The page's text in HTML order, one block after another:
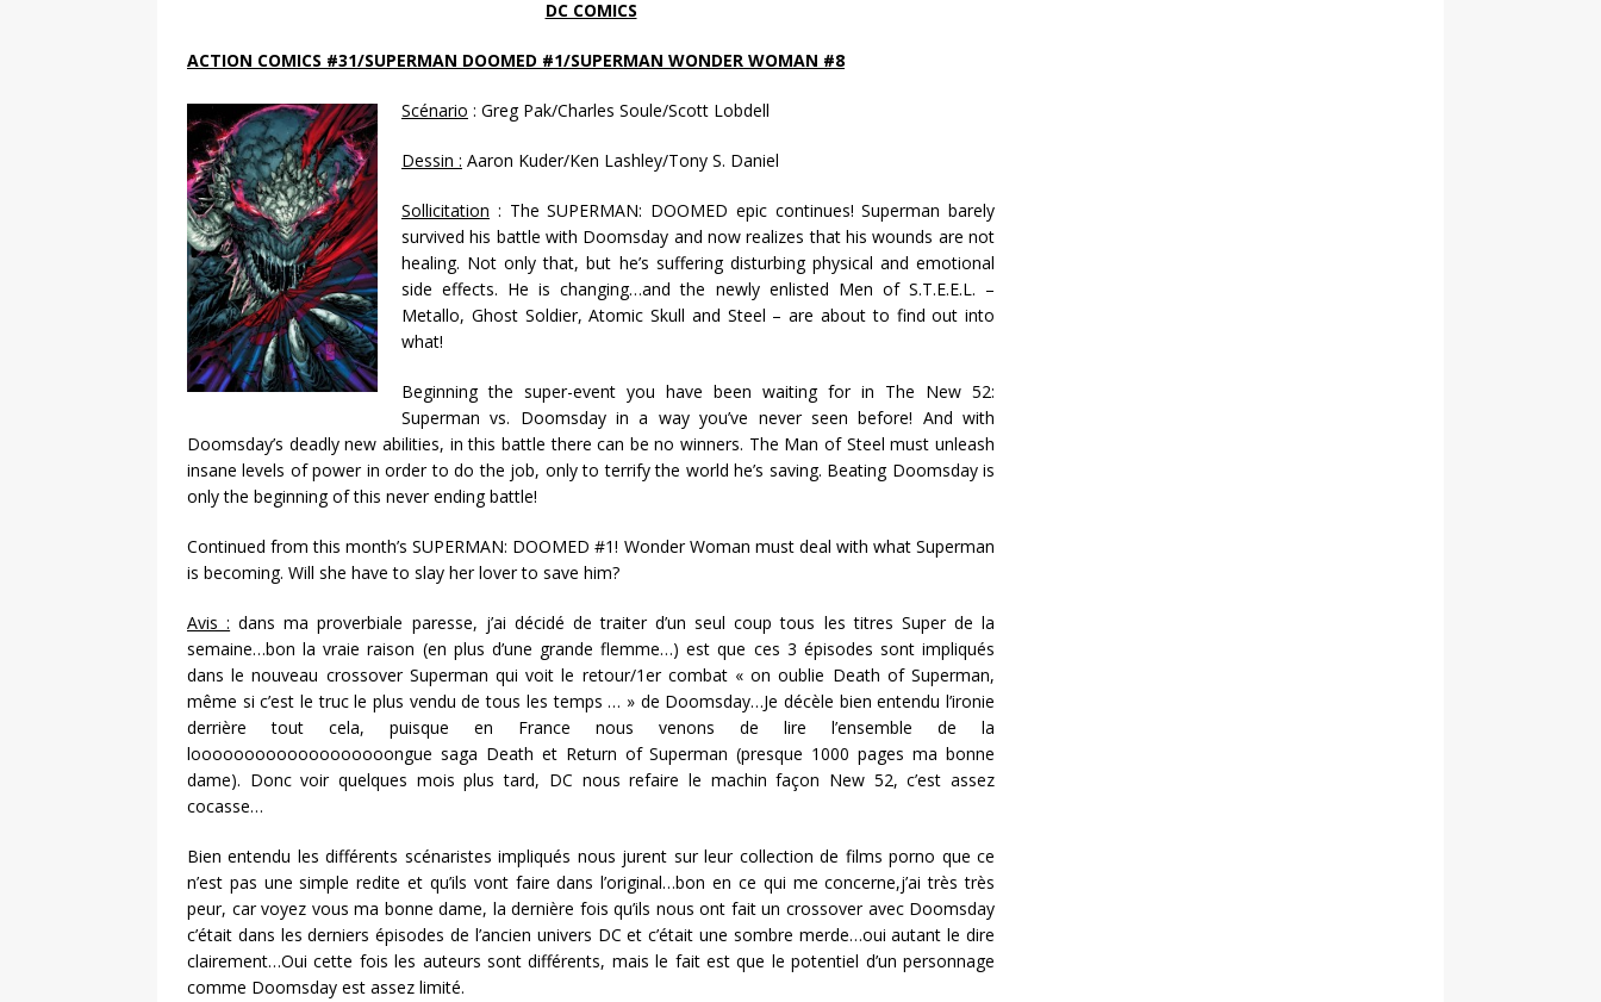
DC COMICS
ACTION COMICS #31/SUPERMAN DOOMED #1/SUPERMAN WONDER WOMAN #8
Scénario : Greg Pak/Charles Soule/Scott Lobdell
Dessin : Aaron Kuder/Ken Lashley/Tony S. Daniel
Sollicitation : The SUPERMAN: DOOMED epic continues! Superman barely
survived his battle with Doomsday and now realizes that his wounds are not
healing. Not only that, but he’s suffering disturbing physical and emotional
side effects. He is changing…and the newly enlisted Men of S.T.E.E.L. –
Metallo, Ghost Soldier, Atomic Skull and Steel – are about to find out into
what!
Beginning the super-event you have been waiting for in The New 52:
Superman vs. Doomsday in a way you’ve never seen before! And with
Doomsday’s deadly new abilities, in this battle there can be no winners. The Man of Steel must unleash
insane levels of power in order to do the job, only to terrify the world he’s saving. Beating Doomsday is
only the beginning of this never ending battle!
Continued from this month’s SUPERMAN: DOOMED #1! Wonder Woman must deal with what Superman
is becoming. Will she have to slay her lover to save him?
Avis : dans ma proverbiale paresse, j’ai décidé de traiter d’un seul coup tous les titres Super de la
semaine…bon la vraie raison (en plus d’une grande flemme…) est que ces 3 épisodes sont impliqués
dans le nouveau crossover Superman qui voit le retour/1er combat « on oublie Death of Superman,
même si c’est le truc le plus vendu de tous les temps … » de Doomsday…Je décèle bien entendu l’ironie
derrière tout cela, puisque en France nous venons de lire l’ensemble de la
looooooooooooooooooongue saga Death et Return of Superman (presque 1000 pages ma bonne
dame). Donc voir quelques mois plus tard, DC nous refaire le machin façon New 52, c’est assez
cocasse…
Bien entendu les différents scénaristes impliqués nous jurent sur leur collection de films porno que ce
n’est pas une simple redite et qu’ils vont faire dans l’original…bon en ce qui me concerne,j’ai très très
peur, car voyez vous ma bonne dame, la dernière fois qu’ils nous ont fait un crossover avec Doomsday
c’était dans les derniers épisodes de l’ancien univers DC et c’était une sombre merde…oui autant le dire
clairement…Oui cette fois les auteurs sont différents, mais le fait est que le potentiel d’un personnage
comme Doomsday est assez limité.